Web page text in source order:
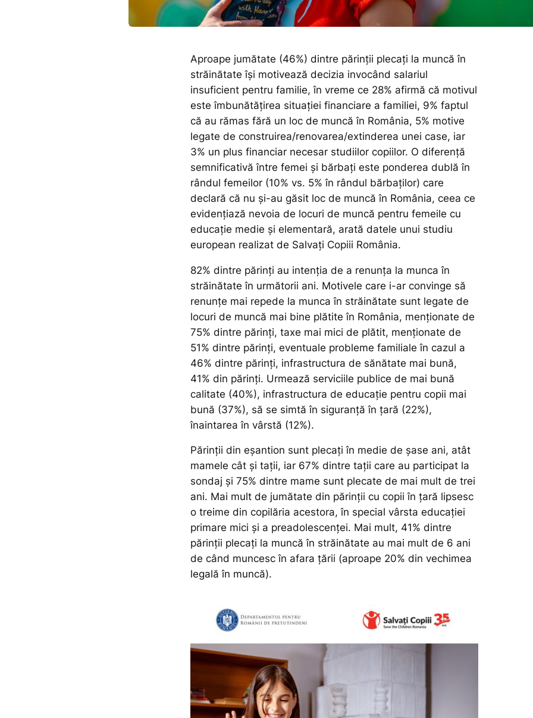
Aproape jumătate (46%) dintre părinții plecați la muncă în
străinătate își motivează decizia invocând salariul
insuficient pentru familie, în vreme ce 28% afirmă că motivul
este îmbunătățirea situației financiare a familiei, 9% faptul
că au rămas fără un loc de muncă în România, 5% motive
legate de construirea/renovarea/extinderea unei case, iar
3% un plus financiar necesar studiilor copiilor. O diferență
semnificativă între femei și bărbați este ponderea dublă în
rândul femeilor (10% vs. 5% în rândul bărbaților) care
declară că nu și-au găsit loc de muncă în România, ceea ce
evidențiază nevoia de locuri de muncă pentru femeile cu
educație medie și elementară, arată datele unui studiu
european realizat de Salvați Copiii România.
82% dintre părinți au intenția de a renunța la munca în
străinătate în următorii ani. Motivele care i-ar convinge să
renunțe mai repede la munca în străinătate sunt legate de
locuri de muncă mai bine plătite în România, menționate de
75% dintre părinți, taxe mai mici de plătit, menționate de
51% dintre părinți, eventuale probleme familiale în cazul a
46% dintre părinți, infrastructura de sănătate mai bună,
41% din părinți. Urmează serviciile publice de mai bună
calitate (40%), infrastructura de educație pentru copii mai
bună (37%), să se simtă în siguranță în țară (22%),
înaintarea în vârstă (12%).
Părinții din eșantion sunt plecați în medie de șase ani, atât
mamele cât și tații, iar 67% dintre tații care au participat la
sondaj și 75% dintre mame sunt plecate de mai mult de trei
ani. Mai mult de jumătate din părinții cu copii în țară lipsesc
o treime din copilăria acestora, în special vârsta educației
primare mici și a preadolescenței. Mai mult, 41% dintre
părinții plecați la muncă în străinătate au mai mult de 6 ani
de când muncesc în afara țării (aproape 20% din vechimea
legală în muncă)​.